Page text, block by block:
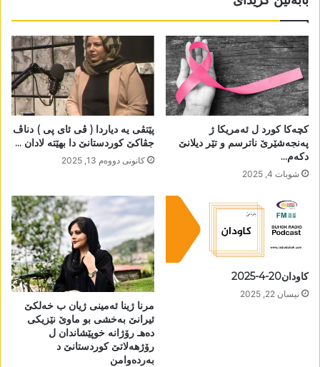
کچەکا کورد ل ئەمریکا ژ
پەنجەشێرێ ناترسم و تێر دیلانێ
دکەم…
شوبات 4, 2025
پێتڤی یە دیاردا ( ڤی ئای پی ) دناڤ
جڤاکێ کوردستانێ دا بھێتە لادان …
كانونی دووه‌م 13, 2025
کاودان20-4-2025
نیسان 22, 2025
مرنا ژینا ئەمینی ژیان ب خەلکێ
ئیرانێ بەخشی بو ماوێ نێزیکی
دەھـ رۆژانە خوپێشاندان ل
رۆژھەلاتێ کوردستانێ د
بەردەوامن